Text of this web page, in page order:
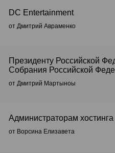
DC Entertainment
от Дмитрий Авраменко
Президенту Российской
Собрания Российской
от Дмитрий Мартыноы
Администраторам
от Ворсина Елизавета